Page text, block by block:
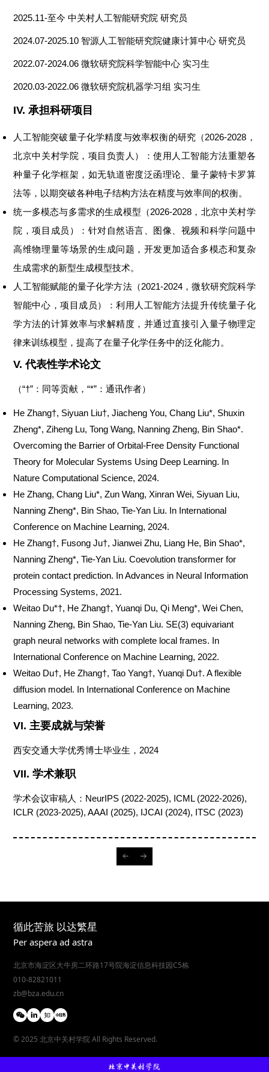
2025.11-至今 中关村人工智能研究院 研究员
2024.07-2025.10 智源人工智能研究院健康计算中心 研究员
2022.07-2024.06 微软研究院科学智能中心 实习生
2020.03-2022.06微软研究院机器学习组 实习生
IV.承担科研项目
人工智能突破量子化学精度与效率权衡的研究（2026-2028 ，
北京中关村学院，项目负责人 ） ：使用 人工智能方法重塑各
种量子化学框架 ， 如无轨道密度泛函理论 、量子蒙特卡罗算
法等， 以期突破各种电子结构方法在精度与效率间的权衡。
统一多模态与多需求的生成模型 （2026-2028 ，北京中关村学
院，项目成员）
： 针对自然语言、图像、视频和科学问题中
高维物理量等场景的生成问题， 开发更加适合多模态和复杂
生成需求的新型生成模型技术。
人工智能赋能的量子化学方法（2021-2024 ，微软研究院科学
智能中心 ，项目 成员）：利用人工智能方法提升传统量子化
学方法的计算效率与求解精度 ，并通过直接引入量子物理定
律来训练模型，提高了在量子化学任务中的泛化能力。
V.代表性学术论文
（“†” ：同等贡献 ，“*”：通讯作者）
He Zhang†, Siyuan Liu†, Jiacheng You, Chang Liu*, Shuxin
Zheng*, Ziheng Lu, Tong Wang, Nanning Zheng, Bin Shao*.
Overcoming the Barrier of Orbital-Free Density Functional
Theory for Molecular Systems Using Deep Learning. In
Nature Computational Science, 2024.
He Zhang, Chang Liu*, Zun Wang, Xinran Wei, Siyuan Liu,
Nanning Zheng*, Bin Shao, Tie-Yan Liu. In International
Conference on Machine Learning, 2024.
HeZhang†, Fusong Ju†, Jianwei Zhu, Liang He, Bin Shao*,
Nanning Zheng*, Tie-Yan Liu. Coevolution transformer for
protein contact prediction. In Advances in Neural Information
Processing Systems, 2021.
Weitao Du*†, HeZhang†, Yuanqi Du, Qi Meng*, Wei Chen,
Nanning Zheng, Bin Shao, Tie-Yan Liu. SE(3) equivariant
graph neural networks with complete local frames. In
International Conference on Machine Learning, 2022.
Weitao Du†, He Zhang†, Tao Yang†, Yuanqi Du†.A flexible
diffusion model. In International Conference on Machine
Learning, 2023.
VI.主要成就与荣誉
西安交通大学优秀博士毕业生， 2024
VII.学术兼职
学术会议审稿人 ： NeurIPS (2022-2025), ICML (2022-2026),
ICLR (2023-2025), AAAI (2025), IJCAI (2024), ITSC (2023)
循此苦旅 以达繁星
Per aspera ad astra
北京市海淀区大牛房二环路17号院海淀信息科技园C5栋
010-82821011
zb@bza.edu.cn
© 2025 北京中关村学院 All Rights Reserved.